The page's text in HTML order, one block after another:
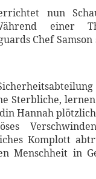
nun
einer
Chef
Sterbliche,
Hannah
Komplott
Menschheit in